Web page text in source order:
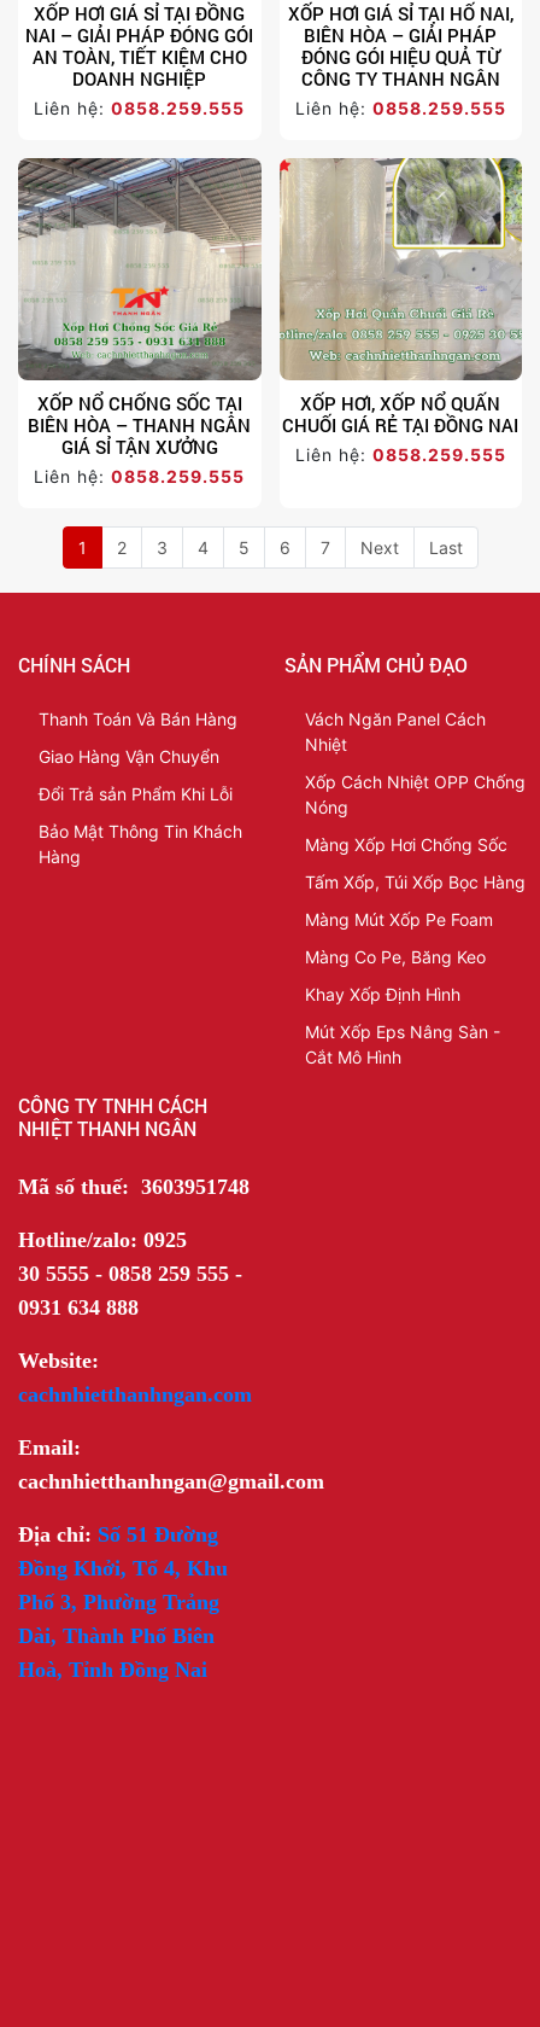
XỐP HƠI GIÁ SỈ TẠI ĐỒNG
NAI – GIẢI PHÁP ĐÓNG GÓI
AN TOÀN, TIẾT KIỆM CHO
DOANH NGHIỆP
Liên hệ:0858.259.555
XỐP HƠI GIÁ SỈ TẠI HỐ NAI,
BIÊN HÒA – GIẢI PHÁP
ĐÓNG GÓI HIỆU QUẢ TỪ
CÔNG TY THANH NGÂN
Liên hệ: 0858.259.555
XỐP NỔ CHỐNG SỐC TẠI
BIÊN HÒA – THANH NGÂN
GIÁ SỈ TẬN XƯỞNG
Liên hệ:0858.259.555
XỐP HƠI, XỐP NỔ QUẤN
CHUỐI GIÁ RẺ TẠI ĐỒNG NAI
Liên hệ: 0858.259.555
1 2 3 4 5 6 7 Next Last
CHÍNH SÁCH
Thanh Toán Và Bán Hàng
Giao Hàng Vận Chuyển
Đổi Trả sản Phẩm Khi Lỗi
Bảo Mật Thông Tin Khách
Hàng
SẢN PHẨM CHỦ ĐẠO
Vách Ngăn Panel Cách
Nhiệt
Xốp Cách Nhiệt OPP Chống
Nóng
Màng Xốp Hơi Chống Sốc
Tấm Xốp, Túi Xốp Bọc Hàng
Màng Mút Xốp Pe Foam
Màng Co Pe, Băng Keo
Khay Xốp Định Hình
Mút Xốp Eps Nâng Sàn -
Cắt Mô Hình
CÔNG TY TNHH CÁCH
NHIỆT THANH NGÂN
Mã số thuế: 3603951748
Hotline/zalo: 0925
30 5555 - 0858 259 555 -
0931 634 888
Website:
cachnhietthanhngan.com
Email:
cachnhietthanhngan@gmail.com
Địa chỉ: Số 51 Đường
Đồng Khởi, Tổ 4, Khu
Phố 3, Phường Trảng
Dài, Thành Phố Biên
Hoà, Tỉnh Đồng Nai